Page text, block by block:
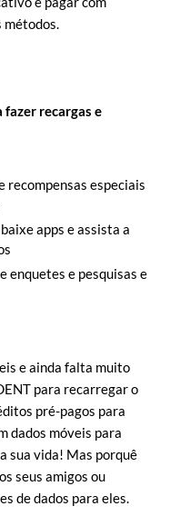
métodos.
recargas e
recompensas especiais
apps e assista a
enquetes e pesquisas e
e ainda falta muito
para recarregar o
pré-pagos para
dados móveis para
sua vida! Mas porquê
seus amigos ou
de dados para eles.